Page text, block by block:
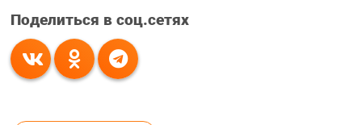
Поделиться в соц.сетях